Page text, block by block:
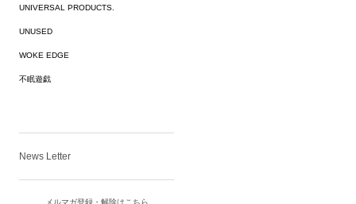
UNIVERSAL PRODUCTS.
UNUSED
WOKE EDGE
不眠遊戯
News Letter